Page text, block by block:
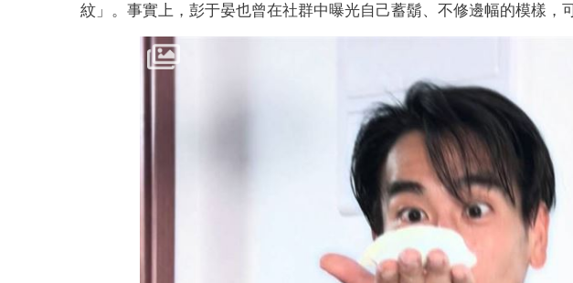
紋」。事實上，彭于晏也曾在社群中曝光自己蓄鬍、不修邊幅的模樣，